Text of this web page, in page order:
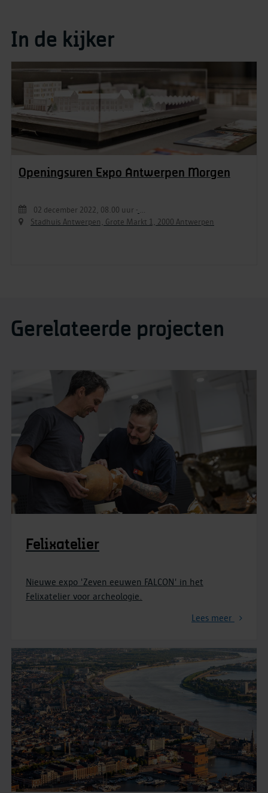
In de kijker
Openingsuren Expo Antwerpen Morgen
02 december 2022, 08.00 uur -
Stadhuis Antwerpen, Grote Markt 1, 2000 Antwerpen
Gerelateerde projecten
Felixatelier
Nieuwe expo 'Zeven eeuwen FALCON' in het
Felixatelier voor archeologie.
Lees meer